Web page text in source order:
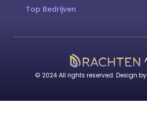
Top Bedrijven
© 2024 All rights reserved. Design by